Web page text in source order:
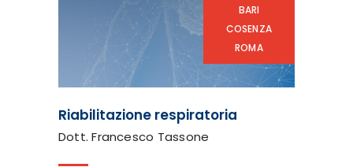
BARI
COSENZA
ROMA
Riabilitazione respiratoria
Dott. Francesco Tassone